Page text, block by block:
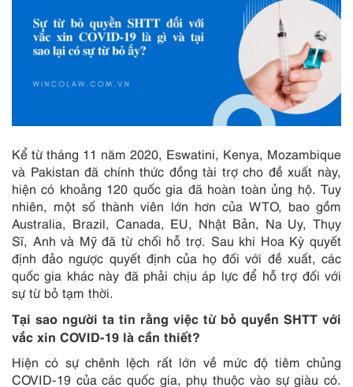
Kể từ tháng 11 năm 2020, Eswatini, Kenya, Mozambique
và Pakistan đã chính thức đồng tài trợ cho đề xuất này,
hiện có khoảng 120 quốc gia đã hoàn toàn ủng hộ. Tuy
nhiên, một số thành viên lớn hơn của WTO, bao gồm
Australia, Brazil, Canada, EU, Nhật Bản, Na Uy, Thụy
Sĩ, Anh và Mỹ đã từ chối hỗ trợ. Sau khi Hoa Kỳ quyết
định đảo ngược quyết định của họ đối với đề xuất, các
quốc gia khác này đã phải chịu áp lực để hỗ trợ đối với
sự từ bỏ tạm thời.
Tại sao người ta tin rằng việc từ bỏ quyền SHTT với
vắc xin COVID-19 là cần thiết?
Hiện có sự chênh lệch rất lớn về mức độ tiêm chủng
COVID-19 của các quốc gia, phụ thuộc vào sự giàu có.